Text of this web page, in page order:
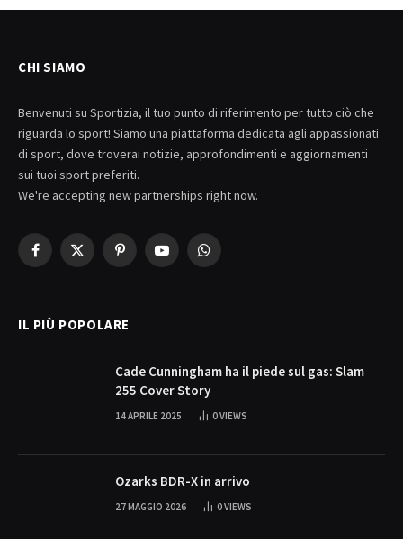
CHI SIAMO
Benvenuti su Sportizia, il tuo punto di riferimento per tutto ciò che
riguarda lo sport! Siamo una piattaforma dedicata agli appassionati
di sport, dove troverai notizie, approfondimenti e aggiornamenti
sui tuoi sport preferiti.
We're accepting new partnerships right now.
Facebook
X
PinterestYouTubeWhatsApp
IL PIÙ POPOLARE
Cade Cunningham ha il piede sul gas: Slam
255 Cover Story
14 APRILE 2025 0VIEWS
Ozarks BDR-X in arrivo
27 MAGGIO 2026 0VIEWS